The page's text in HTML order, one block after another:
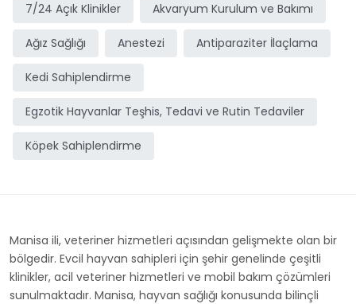
7/24 Açık Klinikler Akvaryum Kurulum ve Bakımı
Ağız Sağlığı Anestezi Antiparaziter İlaçlama
Kedi Sahiplendirme
Egzotik Hayvanlar Teşhis, Tedavi ve Rutin Tedaviler
Köpek Sahiplendirme
Manisa ili, veteriner hizmetleri açısından gelişmekte olan bir
bölgedir. Evcil hayvan sahipleri için şehir genelinde çeşitli
klinikler, acil veteriner hizmetleri ve mobil bakım çözümleri
sunulmaktadır. Manisa, hayvan sağlığı konusunda bilinçli